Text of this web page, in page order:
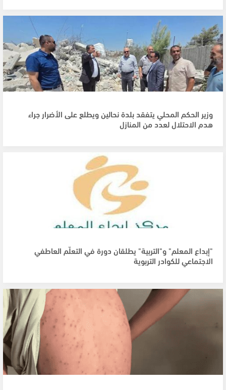
وزير الحكم المحلي يتفقد بلدة نحالين ويطلع على الأضرار جراء
هدم الاحتلال لعدد من المنازل
"إبداع المعلم" و"التربية" يطلقان دورة في التعلّم العاطفي
الاجتماعي للكوادر التربوية